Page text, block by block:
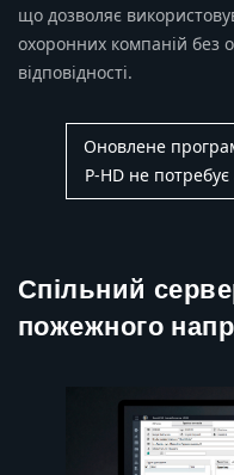
що дозволяє
охоронних компаній без
відповідності.
Оновлене
P-HD не
Спільний
пожежного